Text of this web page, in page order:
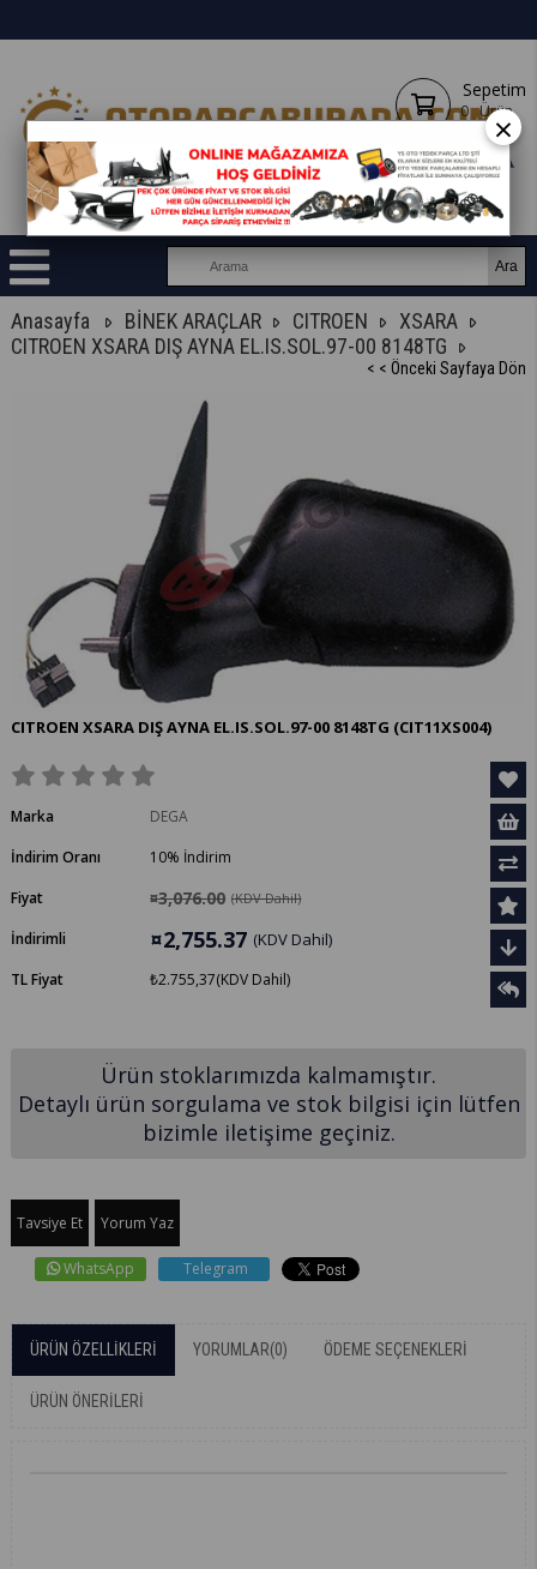
Sepetim
0 Ürün
Anasayfa BİNEK ARAÇLAR CITROEN
XSARA
CITROEN XSARA DIŞ AYNA EL.IS.SOL.97-00 8148TG
< < Önceki Sayfaya Dön
CITROEN XSARA DIŞ AYNA EL.IS.SOL.97-00 8148TG (CIT11XS004)
Marka
DEGA
İndirim Oranı
%
10
İndirim
Fiyat
¤3,076.00 (KDV Dahil)
İndirimli ¤2,755.37 (KDV Dahil)
TL Fiyat ₺2.755,37(KDV Dahil)
Ürün stoklarımızda kalmamıştır.
Detaylı ürün sorgulama ve stok bilgisi için lütfen
bizimle iletişime geçiniz.
Tavsiye Et Yorum Yaz
WhatsApp Telegram
ÜRÜN ÖZELLIKLERI YORUMLAR(0) ÖDEME SEÇENEKLERI
ÜRÜN ÖNERILERI
×